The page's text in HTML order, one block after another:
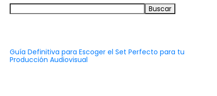
Buscar
Guía Definitiva para Escoger el Set Perfecto para tu
Producción Audiovisual